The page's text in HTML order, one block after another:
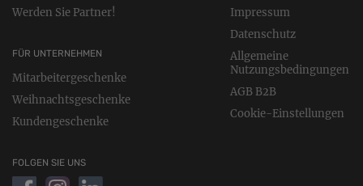
Werden Sie Partner!
FÜR UNTERNEHMEN
Mitarbeitergeschenke
Weihnachtsgeschenke
Kundengeschenke
Impressum
Datenschutz
Allgemeine
Nutzungsbedingungen
AGB B2B
Cookie-Einstellungen
FOLGEN SIE UNS